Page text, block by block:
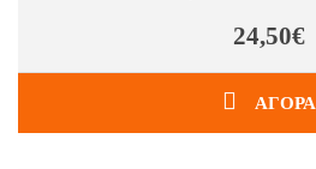
24,50€
ΑΓΟΡΑ